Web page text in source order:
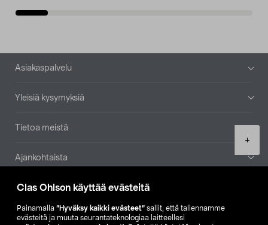
Clas Ohlson käyttää evästeitä
Painamalla ”Hyväksy kaikki evästeet” sallit, että tallennamme
evästeitä ja muuta seurantateknologiaa laitteellesi
+
Alatunniste
Asiakaspalvelu
Yleisiä kysymyksiä
Tietoa meistä
Ajankohtaista
Muut yrityksemme
Etsi myymälä